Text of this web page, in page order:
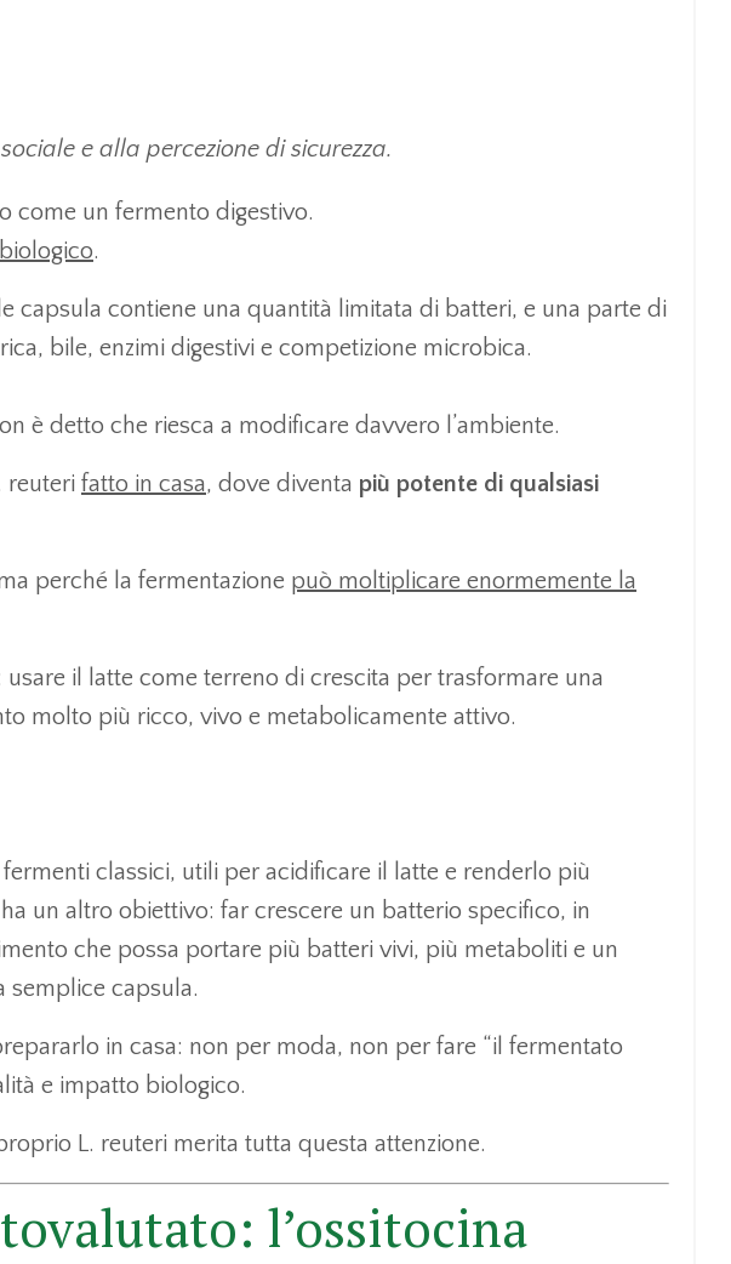
e alla percezione di sicurezza.
come un fermento digestivo.
.
capsula contiene una quantità limitata di batteri, e una parte di
bile, enzimi digestivi e competizione microbica.
è detto che riesca a modificare davvero l’ambiente.
reuteri fatto in casa, dove diventa più potente di qualsiasi
a perché la fermentazione può moltiplicare enormemente la
il latte come terreno di crescita per trasformare una
molto più ricco, vivo e metabolicamente attivo.
classici, utili per acidificare il latte e renderlo più
un altro obiettivo: far crescere un batterio specifico, in
che possa portare più batteri vivi, più metaboliti e un
semplice capsula.
in casa: non per moda, non per fare “il fermentato
e impatto biologico.
L. reuteri merita tutta questa attenzione.
l’ossitocina